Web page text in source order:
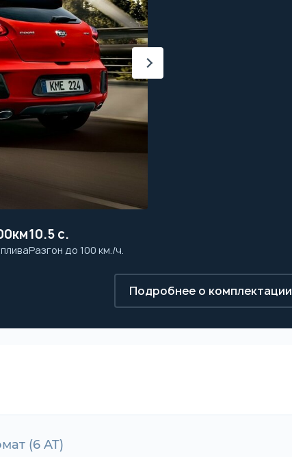
10.5 с.
Разгон до 100 км./ч.
Подробнее о комплектации
(6 AT)